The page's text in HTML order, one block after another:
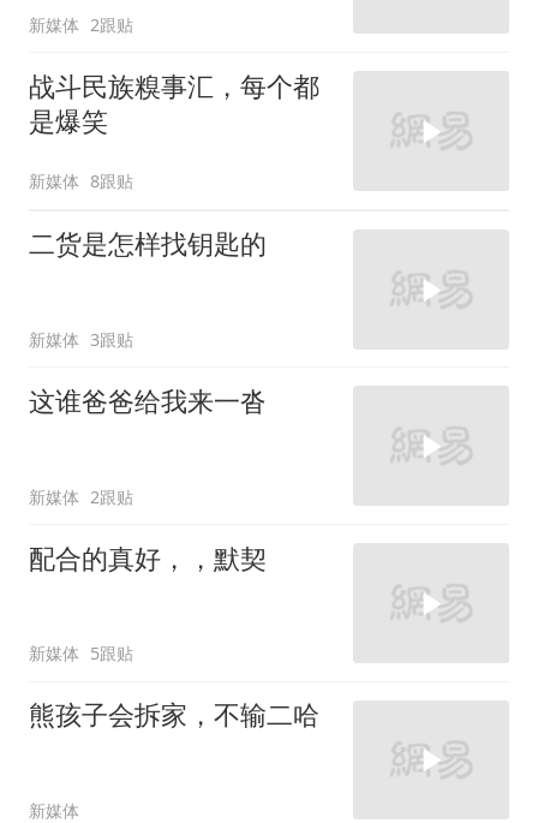
新媒体 2跟贴
战斗民族糗事汇，每个都
是爆笑
新媒体 8跟贴
二货是怎样找钥匙的
新媒体 3跟贴
这谁爸爸给我来一沓
新媒体 2跟贴
配合的真好，，默契
新媒体 5跟贴
熊孩子会拆家，不输二哈
新媒体